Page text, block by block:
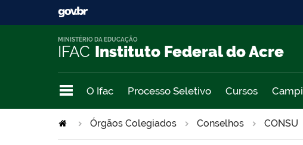
IFAC Instituto Federal do Acre
MINISTÉRIO DA EDUCAÇÃO
O Ifac Processo Seletivo Cursos Campi
Órgãos Colegiados Conselhos CONSU